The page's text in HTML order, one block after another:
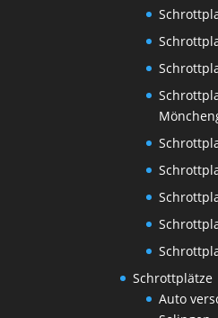
Schrottplätze
Auto